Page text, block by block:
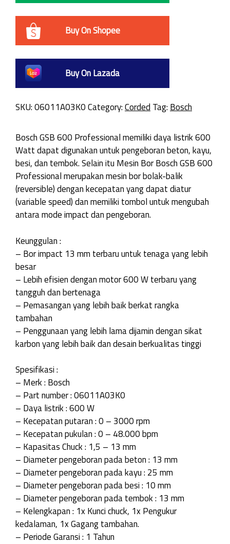
Buy On Shopee
Buy On Lazada
SKU:06011A03K0Category:Corded Tag: Bosch
Bosch GSB 600 Professional memiliki daya listrik 600
Watt dapat digunakan untuk pengeboran beton, kayu,
besi, dan tembok. Selain itu Mesin Bor Bosch GSB 600
Professional merupakan mesin bor bolak-balik
(reversible) dengan kecepatan yang dapat diatur
(variable speed) dan memiliki tombol untuk mengubah
antara mode impact dan pengeboran.
Keunggulan :
– Bor impact 13 mm terbaru untuk tenaga yang lebih
besar
– Lebih efisien dengan motor 600 W terbaru yang
tangguh dan bertenaga
– Pemasangan yang lebih baik berkat rangka
tambahan
– Penggunaan yang lebih lama dijamin dengan sikat
karbon yang lebih baik dan desain berkualitas tinggi
Spesifikasi :
– Merk : Bosch
– Part number : 06011A03K0
– Daya listrik : 600 W
– Kecepatan putaran : 0 – 3000 rpm
– Kecepatan pukulan : 0 – 48.000 bpm
– Kapasitas Chuck : 1,5 – 13 mm
– Diameter pengeboran pada beton : 13 mm
– Diameter pengeboran pada kayu : 25 mm
– Diameter pengeboran pada besi : 10 mm
– Diameter pengeboran pada tembok : 13 mm
– Kelengkapan : 1x Kunci chuck, 1x Pengukur
kedalaman, 1x Gagang tambahan.
– Periode Garansi : 1 Tahun